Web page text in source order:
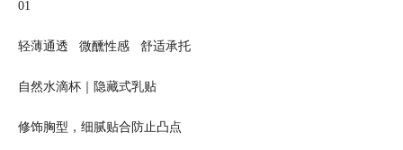
01
轻薄通透 微醺性感 舒适承托
自然水滴杯｜隐藏式乳贴
修饰胸型，细腻贴合防止凸点